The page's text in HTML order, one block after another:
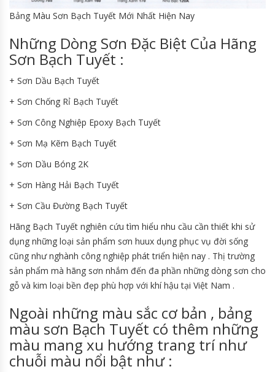
Bảng Màu Sơn Bạch Tuyết Mới Nhất Hiện Nay
Những Dòng Sơn Đặc Biệt Của Hãng
Sơn Bạch Tuyết :
+ Sơn Dầu Bạch Tuyết
+ Sơn Chống Rỉ Bạch Tuyết
+ Sơn Công Nghiệp Epoxy Bạch Tuyết
+ Sơn Mạ Kẽm Bạch Tuyết
+ Sơn Dầu Bóng 2K
+ Sơn Hàng Hải Bạch Tuyết
+ Sơn Cầu Đường Bạch Tuyết
Hãng Bạch Tuyết nghiên cứu tìm hiểu nhu cầu cần thiết khi sử
dụng những loại sản phẩm sơn huux dụng phục vụ đời sống
cũng như nghành công nghiệp phát triển hiện nay . Thị trường
sản phẩm mà hãng sơn nhắm đến đa phần những dòng sơn cho
gỗ và kim loại bền đẹp phù hợp với khí hậu tại Việt Nam .
Ngoài những màu sắc cơ bản , bảng
màu sơn Bạch Tuyết có thêm những
màu mang xu hướng trang trí như
chuỗi màu nổi bật như :